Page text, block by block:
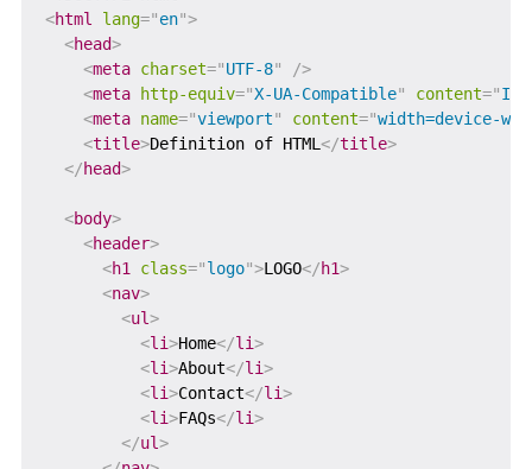
<html lang="en">
<head>
<meta charset="UTF-8"
/>
<meta http-equiv="X-UA-Compatible" content="
<meta name="viewport" content="width=device-
<title>Definition of HTML</title>
</head>
<body>
<header>
<h1 class="logo">LOGO</h1>
<nav>
<ul>
<li>Home</li>
<li>About</li>
<li>Contact</li>
<li>FAQs</li>
</ul>